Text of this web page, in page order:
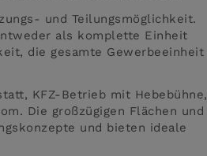
und Teilungsmöglichkeit.
als komplette Einheit
die gesamte Gewerbeeinheit
KFZ-Betrieb mit Hebebühne,
Die großzügigen Flächen und
und bieten ideale